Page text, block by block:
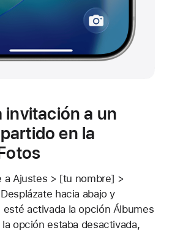
invitación a un
en la
a Ajustes > [tu nombre] >
hacia abajo y
activada la opción Álbumes
opción estaba desactivada,